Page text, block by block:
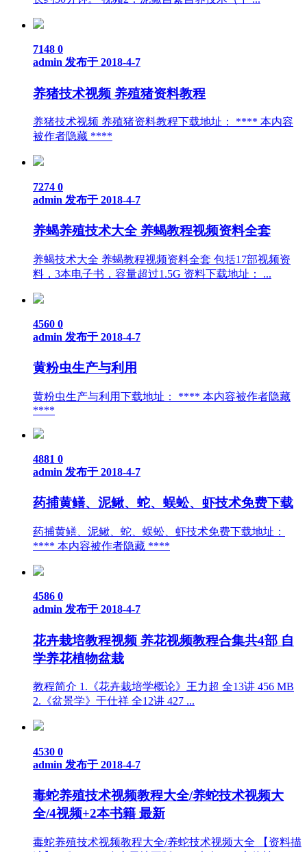
7148 0
admin 发布于 2018-4-7
养猪技术视频 养殖猪资料教程
养猪技术视频 养殖猪资料教程下载地址： **** 本内容
被作者隐藏 ****
7274 0
admin 发布于 2018-4-7
养蝎养殖技术大全 养蝎教程视频资料全套
养蝎技术大全 养蝎教程视频资料全套 包括17部视频资
料，3本电子书，容量超过1.5G 资料下载地址： ...
4560 0
admin 发布于 2018-4-7
黄粉虫生产与利用
黄粉虫生产与利用下载地址： **** 本内容被作者隐藏
****
4881 0
admin 发布于 2018-4-7
药捕黄鳝、泥鳅、蛇、蜈蚣、虾技术免费下载
药捕黄鳝、泥鳅、蛇、蜈蚣、虾技术免费下载地址：
**** 本内容被作者隐藏 ****
4586 0
admin 发布于 2018-4-7
花卉栽培教程视频 养花视频教程合集共4部 自
学养花植物盆栽
教程简介 1.《花卉栽培学概论》王力超 全13讲 456 MB
2.《盆景学》于仕祥 全12讲 427 ...
4530 0
admin 发布于 2018-4-7
毒蛇养殖技术视频教程大全/养蛇技术视频大
全/4视频+2本书籍 最新
毒蛇养殖技术视频教程大全/养蛇技术视频大全 【资料描